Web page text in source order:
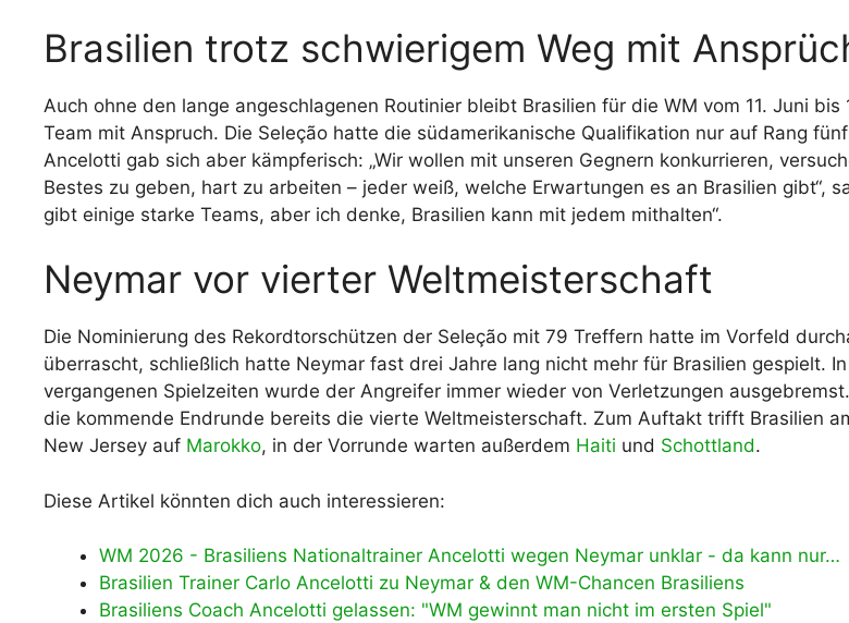
Brasilien trotz schwierigem Weg mit
Auch ohne den lange angeschlagenen Routinier bleibt Brasilien für die WM vom 11. Juni bis
Team mit Anspruch. Die Seleção hatte die südamerikanische Qualifikation nur auf Rang
Ancelotti gab sich aber kämpferisch: „Wir wollen mit unseren Gegnern konkurrieren,
Bestes zu geben, hart zu arbeiten – jeder weiß, welche Erwartungen es an Brasilien gibt“,
gibt einige starke Teams, aber ich denke, Brasilien kann mit jedem mithalten“.
Neymar vor vierter Weltmeisterschaft
Die Nominierung des Rekordtorschützen der Seleção mit 79 Treffern hatte im Vorfeld
überrascht, schließlich hatte Neymar fast drei Jahre lang nicht mehr für Brasilien gespielt.
vergangenen Spielzeiten wurde der Angreifer immer wieder von Verletzungen
die kommende Endrunde bereits die vierte Weltmeisterschaft. Zum Auftakt trifft Brasilien
New Jersey auf Marokko, in der Vorrunde warten außerdem Haiti und Schottland.
Diese Artikel könnten dich auch interessieren:
WM 2026 - Brasiliens Nationaltrainer Ancelotti wegen Neymar unklar - da kann nur…
Brasilien Trainer Carlo Ancelotti zu Neymar & den WM-Chancen Brasiliens
Brasiliens Coach Ancelotti gelassen: "WM gewinnt man nicht im ersten Spiel"